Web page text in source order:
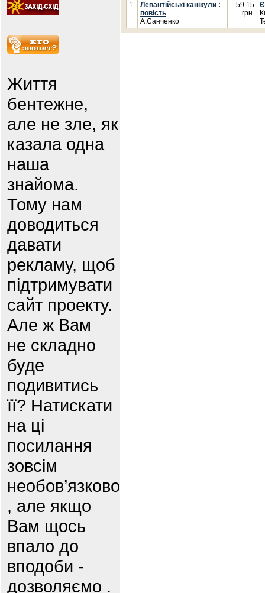
Життя
бентежне,
але не зле, як
казала одна
наша
знайома.
Тому нам
доводиться
давати
рекламу, щоб
підтримувати
сайт проекту.
Але ж Вам
не складно
буде
подивитись
її? Натискати
на ці
посилання
зовсім
необов’язково
, але якщо
Вам щось
впало до
вподоби -
дозволяємо .
1.
Левантійські канікули :
повість
А.Санченко
59.15
грн.
Є